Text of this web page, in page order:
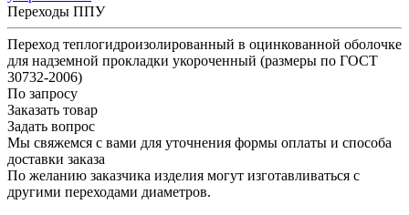
Переходы ППУ
Переход теплогидроизолированный в оцинкованной оболочке
для надземной прокладки укороченный (размеры по ГОСТ
30732-2006)
По запросу
Заказать товар
Задать вопрос
Мы свяжемся с вами для уточнения формы оплаты и способа
доставки заказа
По желанию заказчика изделия могут изготавливаться с
другими переходами диаметров.